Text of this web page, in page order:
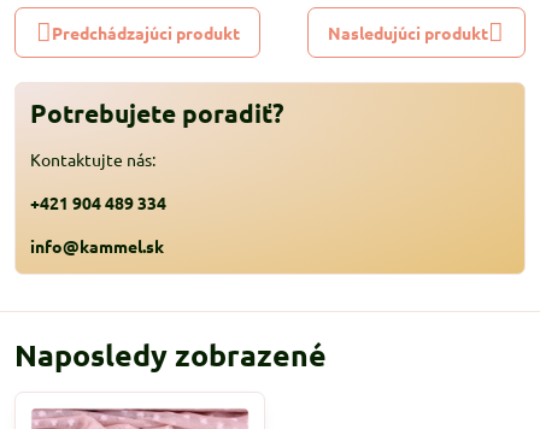
Predchádzajúci produkt Nasledujúci produkt
Potrebujete poradiť?
Kontaktujte nás:
+421 904 489 334
info@kammel.sk
Naposledy zobrazené